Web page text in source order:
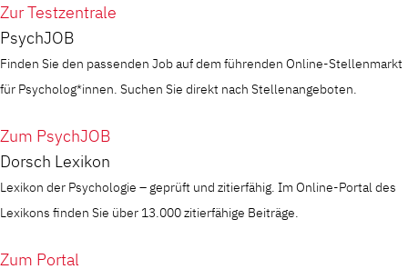
Zur Testzentrale
PsychJOB
Finden Sie den passenden Job auf dem führenden Online-Stellenmarkt
für Psycholog*innen. Suchen Sie direkt nach Stellenangeboten.
Zum PsychJOB
Dorsch Lexikon
Lexikon der Psychologie – geprüft und zitierfähig. Im Online-Portal des
Lexikons finden Sie über 13.000 zitierfähige Beiträge.
Zum Portal